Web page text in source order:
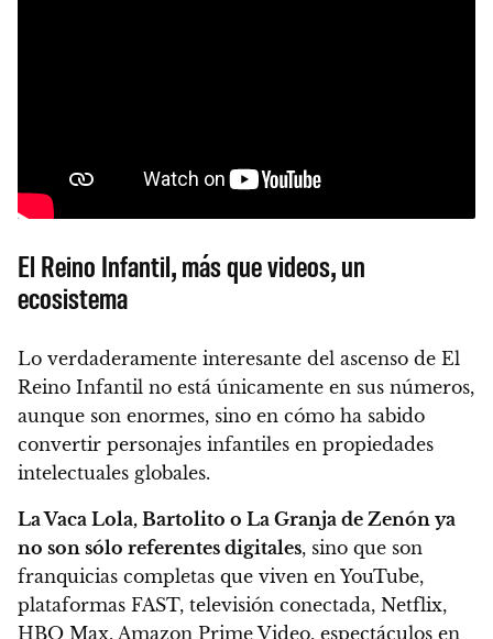
El Reino Infantil, más que videos, un
ecosistema
Lo verdaderamente interesante del ascenso de El
Reino Infantil no está únicamente en sus números,
aunque son enormes, sino en cómo ha sabido
convertir personajes infantiles en propiedades
intelectuales globales.
La Vaca Lola, Bartolito o La Granja de Zenón ya
no son sólo referentes digitales, sino que son
franquicias completas que viven en YouTube,
plataformas FAST, televisión conectada, Netflix,
HBO Max, Amazon Prime Video, espectáculos en